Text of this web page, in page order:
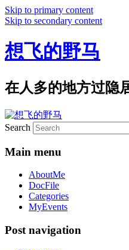
Skip to primary content
Skip to secondary content
想飞的野马
在人多的地方过隐
Search
Main menu
AboutMe
DocFile
Categories
MyEvents
Post navigation